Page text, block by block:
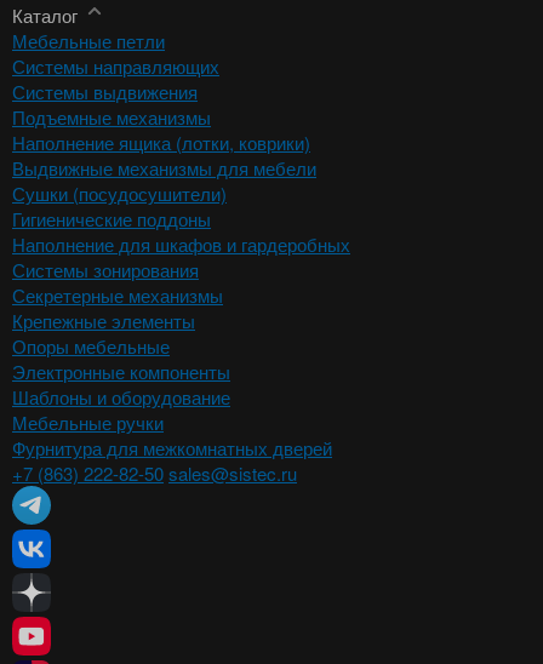
Каталог
Мебельные петли
Системы направляющих
Системы выдвижения
Подъемные механизмы
Наполнение ящика (лотки, коврики)
Выдвижные механизмы для мебели
Сушки (посудосушители)
Гигиенические поддоны
Наполнение для шкафов и гардеробных
Системы зонирования
Секретерные механизмы
Крепежные элементы
Опоры мебельные
Электронные компоненты
Шаблоны и оборудование
Мебельные ручки
Фурнитура для межкомнатных дверей
+7 (863) 222-82-50sales@sistec.ru